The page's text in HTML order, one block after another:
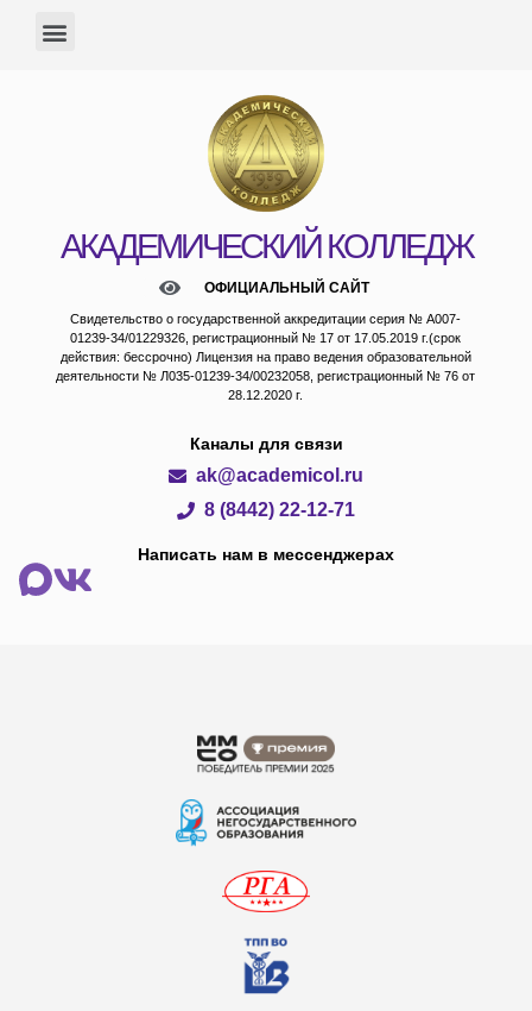
АКАДЕМИЧЕСКИЙ КОЛЛЕДЖ
ОФИЦИАЛЬНЫЙ САЙТ
Свидетельство о государственной аккредитации серия № А007-
01239-34/01229326, регистрационный № 17 от 17.05.2019 г.(срок
действия: бессрочно) Лицензия на право ведения образовательной
деятельности № Л035-01239-34/00232058, регистрационный № 76 от
28.12.2020 г.
Каналы для связи
ak@academicol.ru
8 (8442) 22-12-71
Написать нам в мессенджерах